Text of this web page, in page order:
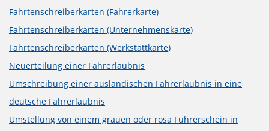
Fahrtenschreiberkarten (Fahrerkarte)
Fahrtenschreiberkarten (Unternehmenskarte)
Fahrtenschreiberkarten (Werkstattkarte)
Neuerteilung einer Fahrerlaubnis
Umschreibung einer ausländischen Fahrerlaubnis in eine
deutsche Fahrerlaubnis
Umstellung von einem grauen oder rosa Führerschein in